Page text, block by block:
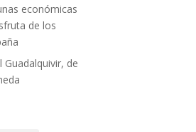
económicas
de los
Guadalquivir, de